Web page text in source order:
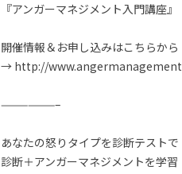
『アンガーマネジメント入門講座』
開催情報＆お申し込みはこちらから
→ http://
——————–
あなたの怒りタイプを診断テストで
診断＋アンガーマネジメントを学習